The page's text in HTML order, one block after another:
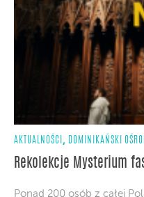
AKTUALNOŚCI , DOMINIKAŃSKI
Rekolekcje Mysterium
Ponad 200 osób z całej